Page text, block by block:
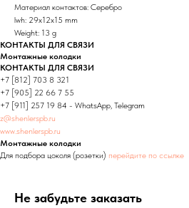
Материал контактов: Серебро
lwh: 29x12x15 mm
Weight: 13 g
КОНТАКТЫ ДЛЯ СВЯЗИ
Монтажные колодки
КОНТАКТЫ ДЛЯ СВЯЗИ
+7 [812] 703 8 321
+7 [905] 22 66 7 55
+7 [911] 257 19 84 - WhatsApp, Telegram
z@shenlerspb.ru
www.shenlerspb.ru
Монтажные колодки
Для подбора цоколя (розетки) перейдите по ссылке
Не забудьте заказать